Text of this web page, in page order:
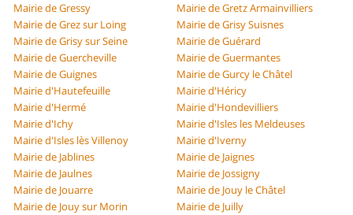
Mairie de Gressy
Mairie de Gretz Armainvilliers
Mairie de Grez sur Loing
Mairie de Grisy Suisnes
Mairie de Grisy sur Seine
Mairie de Guérard
Mairie de Guercheville
Mairie de Guermantes
Mairie de Guignes
Mairie de Gurcy le Châtel
Mairie d'Hautefeuille
Mairie d'Héricy
Mairie d'Hermé
Mairie d'Hondevilliers
Mairie d'Ichy
Mairie d'Isles les Meldeuses
Mairie d'Isles lès Villenoy
Mairie d'Iverny
Mairie de Jablines
Mairie de Jaignes
Mairie de Jaulnes
Mairie de Jossigny
Mairie de Jouarre
Mairie de Jouy le Châtel
Mairie de Jouy sur Morin
Mairie de Juilly